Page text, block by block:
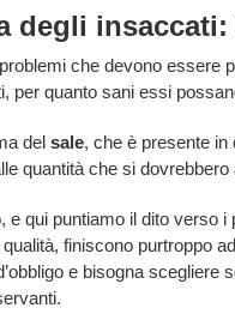
degli
che devono essere
per quanto sani essi
del sale, che è presente in
quantità che si
e qui puntiamo il dito verso i
finiscono purtroppo
e bisogna